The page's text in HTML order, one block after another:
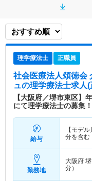
理学療法士 正職員
社会医療法人頌徳会
ュの理学療法士求人(
【大阪府／堺市東区
にて理学療法士の募集！
給与
【モデル
分を含む
勤務地
大阪府
分）